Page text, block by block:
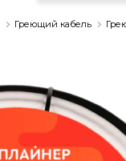
Греющий кабель